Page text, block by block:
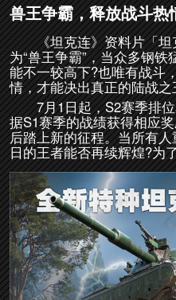
兽王争霸，释放战斗热
《坦克连》资料片「坦
为“兽王争霸”，当众多钢
能不一较高下?也唯有战斗
情，才能决出真正的陆战之
7月1日起，S2赛季排位
据S1赛季的战绩获得相应
后踏上新的征程。当所有
日的王者能否再续辉煌?为